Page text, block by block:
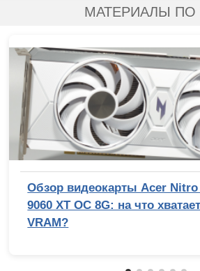
МАТЕРИАЛЫ ПО
Обзор видеокарты Acer Nitro
9060 XT OC 8G: на что
VRAM?